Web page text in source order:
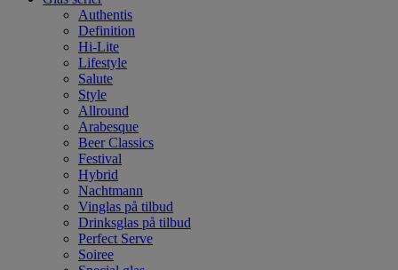
Authentis
Definition
Hi-Lite
Lifestyle
Salute
Style
Allround
Arabesque
Beer Classics
Festival
Hybrid
Nachtmann
Vinglas på tilbud
Drinksglas på tilbud
Perfect Serve
Soiree